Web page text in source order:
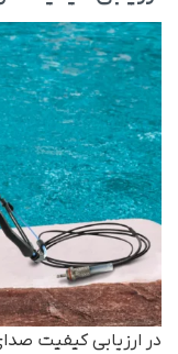
در ارزیابی کیفیت